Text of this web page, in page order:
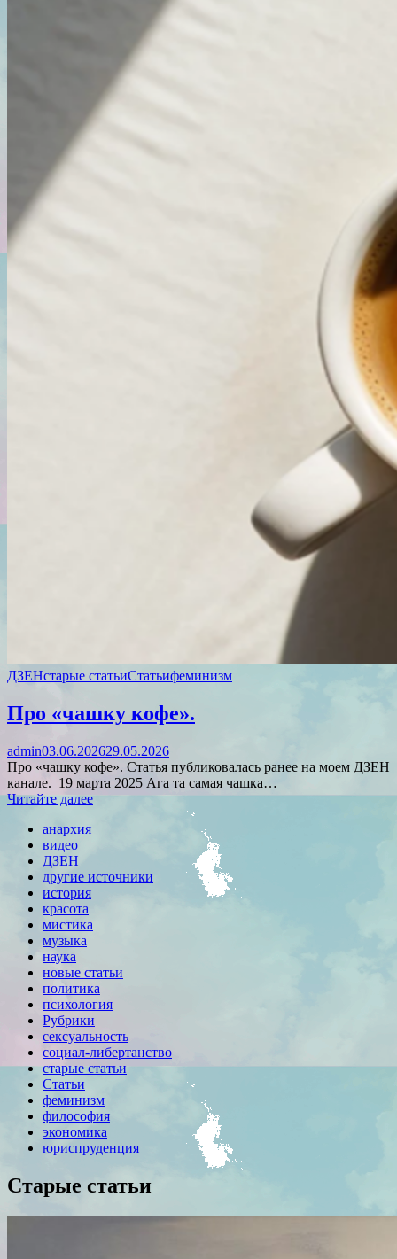
ДЗЕНстарые статьиСтатьифеминизм
Про «чашку кофе».
admin03.06.202629.05.2026
Про «чашку кофе». Статья публиковалась ранее на моем ДЗЕН
канале. 19 марта 2025 Ага та самая чашка…
Читайте далее
анархия
видео
ДЗЕН
другие источники
история
красота
мистика
музыка
наука
новые статьи
политика
психология
Рубрики
сексуальность
социал-либертанство
старые статьи
Статьи
феминизм
философия
экономика
юриспруденция
Старые статьи